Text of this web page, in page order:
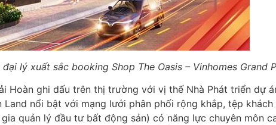
lý xuất sắc booking Shop The Oasis – Vinhomes Grand
Hoàn ghi dấu trên thị trường với vị thế Nhà Phát triển dự
nổi bật với mạng lưới phân phối rộng khắp, tệp
quản lý đầu tư bất động sản) có năng lực chuyên môn